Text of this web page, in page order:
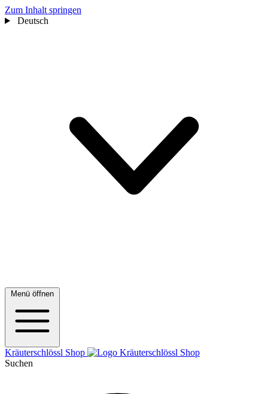
Zum Inhalt springen
Deutsch
Menü öffnen
Kräuterschlössl Shop
Suchen